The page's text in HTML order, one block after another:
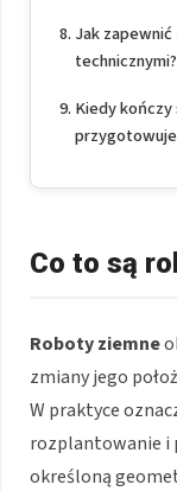
Jak
technicznymi?
Kiedy
Co to są
Roboty ziemne
zmiany jego
W praktyce
rozplantowanie i
określoną